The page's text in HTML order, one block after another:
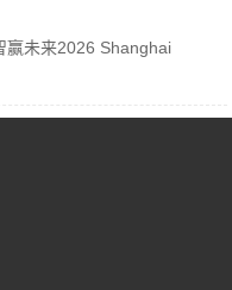
赢未来2026 Shanghai